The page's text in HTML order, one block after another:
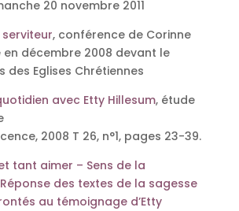
20 novembre 2011
serviteur, conférence de Corinne
en décembre 2008 devant le
des Eglises Chrétiennes
avec Etty Hillesum, étude
2008 T 26, n°1, pages 23-39.
tant aimer – Sens de la
des textes de la sagesse
au témoignage d’Etty